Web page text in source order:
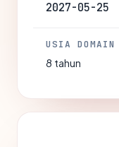
2027-05-25
USIA DOMAIN
8 tahun